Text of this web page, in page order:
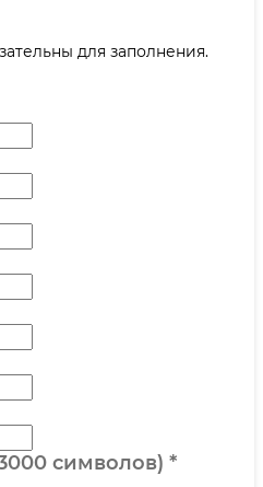
для заполнения.
символов) *